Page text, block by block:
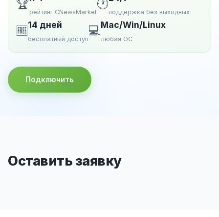
🏆
рейтинг CNewsMarket
🕐
поддержка без выходных
🆓14 дней
бесплатный доступ
💻Mac/Win/Linux
любая ОС
Подключить
Оставить заявку